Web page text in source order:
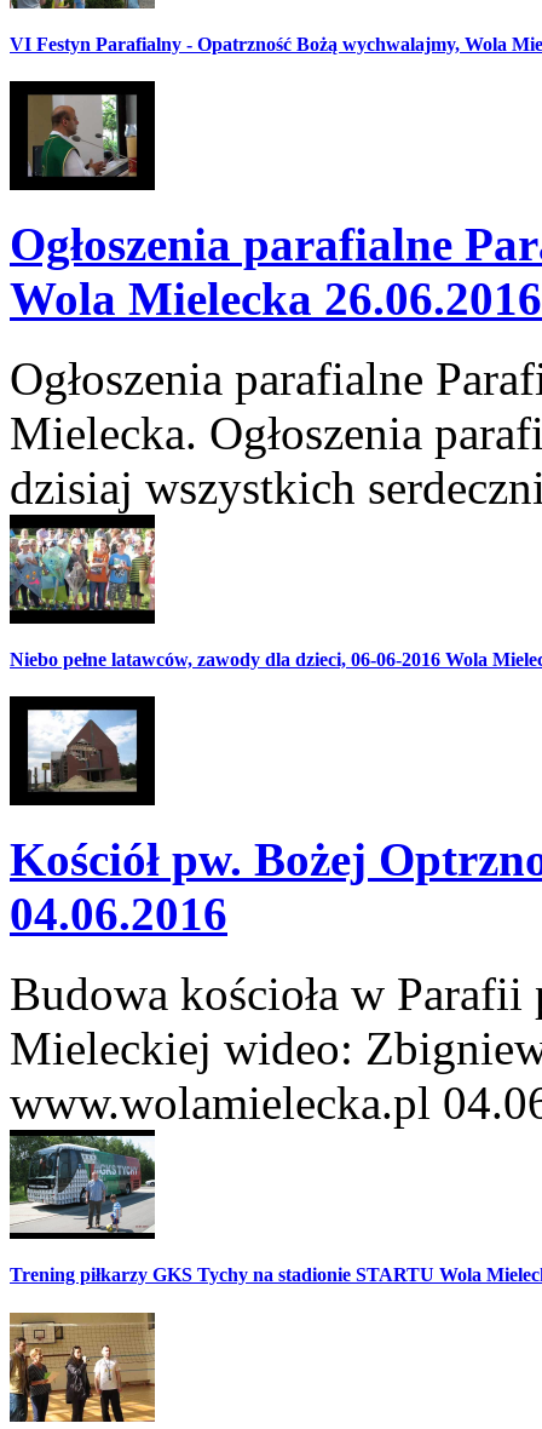
VI Festyn Parafialny - Opatrzność Bożą wychwalajmy, Wola
Ogłoszenia parafialne
Wola Mielecka 26.06.2016
Ogłoszenia parafialne
Mielecka. Ogłoszenia
dzisiaj wszystkich
Niebo pełne latawców, zawody dla dzieci, 06-06-2016 Wola
Kościół pw. Bożej
04.06.2016
Budowa kościoła w
Mieleckiej wideo:
www.wolamielecka.pl
Trening piłkarzy GKS Tychy na stadionie STARTU Wola